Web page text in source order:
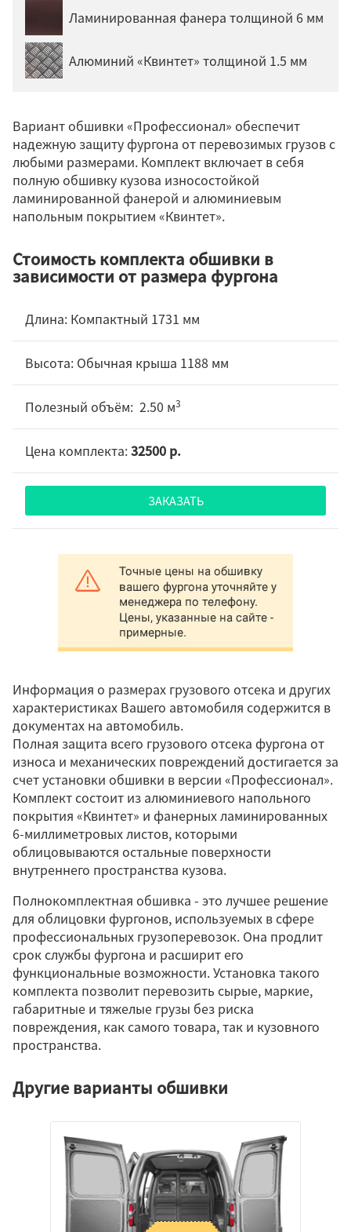
Ламинированная фанера толщиной 6 мм
Алюминий «Квинтет» толщиной 1.5 мм
Вариант обшивки «Профессионал» обеспечит
надежную защиту фургона от перевозимых грузов с
любыми размерами. Комплект включает в себя
полную обшивку кузова износостойкой
ламинированной фанерой и алюминиевым
напольным покрытием «Квинтет».
Стоимость комплекта обшивки в
зависимости от размера фургона
Компактный 1731 мм
Обычная крыша 1188 мм
2.50 м3
32500 р.
ЗАКАЗАТЬ
Информация о размерах грузового отсека и других
характеристиках Вашего автомобиля содержится в
документах на автомобиль.
Полная защита всего грузового отсека фургона от
износа и механических повреждений достигается за
счет установки обшивки в версии «Профессионал».
Комплект состоит из алюминиевого напольного
покрытия «Квинтет» и фанерных ламинированных
6-миллиметровых листов, которыми
облицовываются остальные поверхности
внутреннего пространства кузова.
Полнокомплектная обшивка - это лучшее решение
для облицовки фургонов, используемых в сфере
профессиональных грузоперевозок. Она продлит
срок службы фургона и расширит его
функциональные возможности. Установка такого
комплекта позволит перевозить сырые, маркие,
габаритные и тяжелые грузы без риска
повреждения, как самого товара, так и кузовного
пространства.
Другие варианты обшивки